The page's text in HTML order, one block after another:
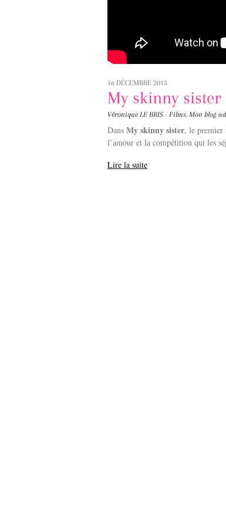
16 DÉCEMBRE 2015
My skinny sister
Véronique LE BRIS / Films, Mon blog
Dans My skinny sister, le
l’amour et la compétition qui les
Lire la suite